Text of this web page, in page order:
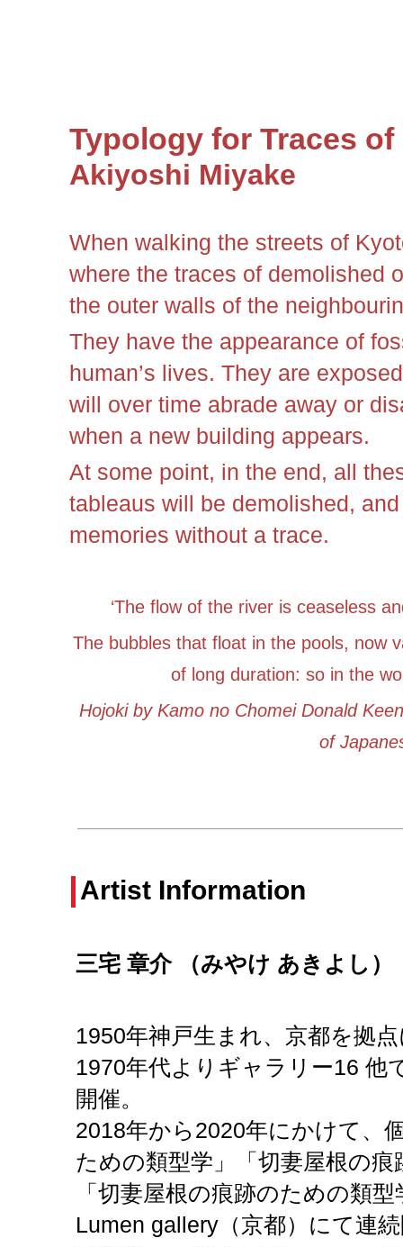
Typology for Traces
Akiyoshi Miyake
When walking the streets of
where the traces of demolished
the outer walls of the
They have the appearance of
human’s lives. They are
will over time abrade away or
when a new building appears.
At some point, in the end, all
tableaus will be demolished,
memories without a trace.
‘The flow of the river is ceaseless
The bubbles that float in the pools, now
of long duration: so in the
Hojoki by Kamo no Chomei Donald
of
Artist Information
三宅 章介 （みやけ あきよし ）
1950年神戸生まれ、京都を拠
1970年代よりギャラリー16 他
開催。
2018年から2020年にかけて、
ための類型学」
「切妻屋根の
「切妻屋根の痕跡のための類
Lumen gallery（京都）にて連